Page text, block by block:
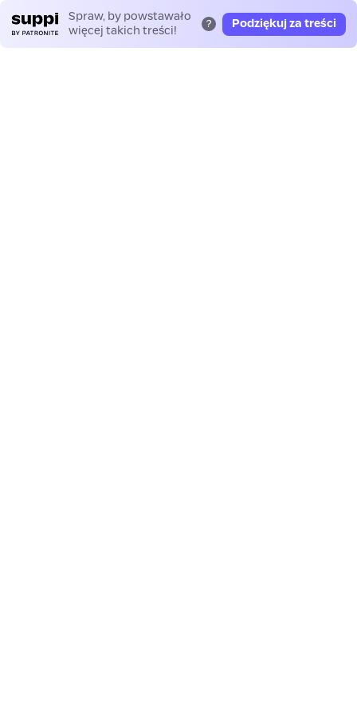
Spraw, by powstawało
więcej takich treści!
? Podziękuj za treści